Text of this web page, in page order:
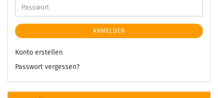
ANMELDEN
Konto erstellen
Passwort vergessen?